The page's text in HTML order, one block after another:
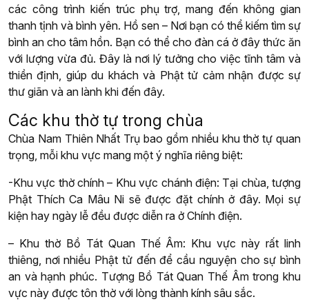
các công trình kiến trúc phụ trợ, mang đến không gian
thanh tịnh và bình yên. Hồ sen – Nơi bạn có thể kiếm tìm sự
bình an cho tâm hồn. Bạn có thể cho đàn cá ở đây thức ăn
với lượng vừa đủ. Đây là nơi lý tưởng cho việc tĩnh tâm và
thiền định, giúp du khách và Phật tử cảm nhận được sự
thư giãn và an lành khi đến đây.
Các khu thờ tự trong chùa
Chùa Nam Thiên Nhất Trụ bao gồm nhiều khu thờ tự quan
trọng, mỗi khu vực mang một ý nghĩa riêng biệt:
-Khu vực thờ chính – Khu vực chánh điện: Tại chùa, tượng
Phật Thích Ca Mâu Ni sẽ được đặt chính ở đây. Mọi sự
kiện hay ngày lễ đều được diễn ra ở Chính điện.
– Khu thờ Bồ Tát Quan Thế Âm: Khu vực này rất linh
thiêng, nơi nhiều Phật tử đến để cầu nguyện cho sự bình
an và hạnh phúc. Tượng Bồ Tát Quan Thế Âm trong khu
vực này được tôn thờ với lòng thành kính sâu sắc.